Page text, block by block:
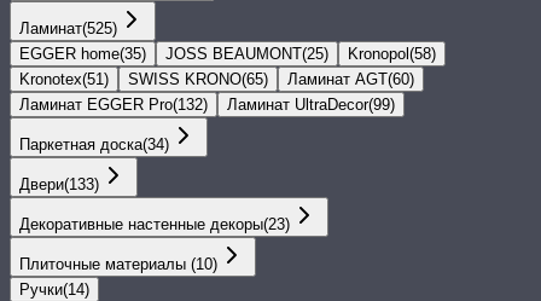
Ламинат(525)
EGGER home(35) JOSS BEAUMONT(25) Kronopol (58)
Kronotex(51) SWISS KRONO(65) Ламинат AGT(60)
Ламинат EGGER Pro(132) Ламинат UltraDecor(99)
Паркетная доска(34)
Двери(133)
Декоративные настенные декоры(23)
Плиточные материалы (10)
Ручки(14)